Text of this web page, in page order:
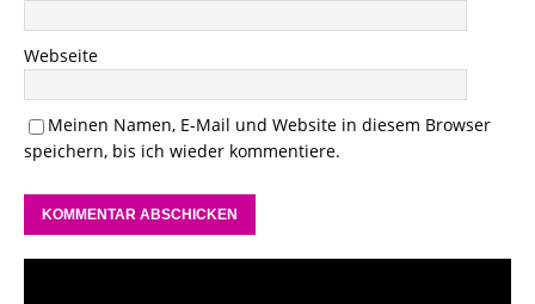
Webseite
Meinen Namen, E-Mail und Website in diesem Browser
speichern, bis ich wieder kommentiere.